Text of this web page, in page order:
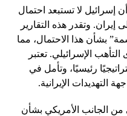
إسرائيل لا تستبعد احتمال
إيران. وتقدر هذه التقارير
بشأن هذا الاحتمال، مما
الإسرائيلي. تعتبر
رئيسيًا، وتأمل في
الإيرانية.
الجانب الأمريكي بشأن